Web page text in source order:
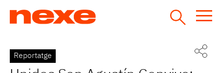
Back
to
Reportatge